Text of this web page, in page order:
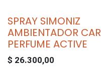
SPRAY SIMONIZ
AMBIENTADOR CAR
PERFUME ACTIVE
$ 26.300,00